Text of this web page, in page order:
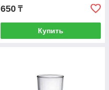
650 ₸
Купить